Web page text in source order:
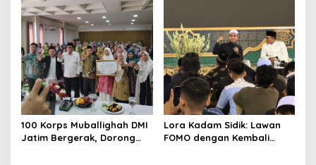
100 Korps Muballighah DMI
Jatim Bergerak, Dorong
Lora Kadam Sidik: Lawan
FOMO dengan Kembali